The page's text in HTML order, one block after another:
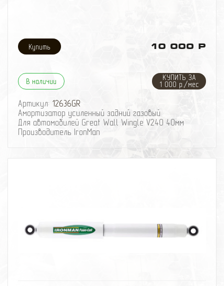
10 000 Р
В наличии
КУПИТЬ ЗА
1 000 р./мес
Артикул: 12636GR
Амортизатор усиленный задний газовый
Для автомобилей Great Wall Wingle V240 40мм
Производитель IronMan